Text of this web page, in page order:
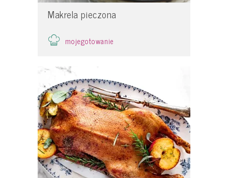
Makrela pieczona
mojegotowanie